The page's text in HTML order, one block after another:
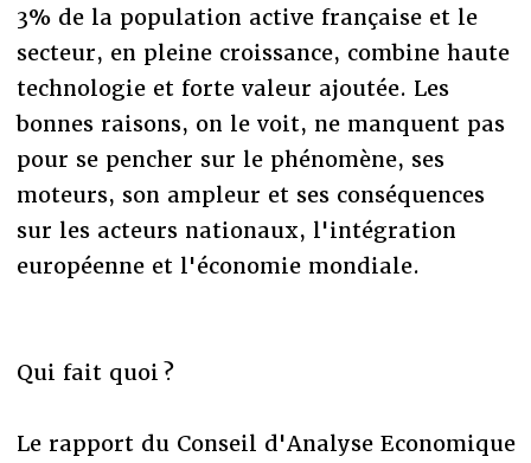
3% de la population active française et le
secteur, en pleine croissance, combine haute
technologie et forte valeur ajoutée. Les
bonnes raisons, on le voit, ne manquent pas
pour se pencher sur le phénomène, ses
moteurs, son ampleur et ses conséquences
sur les acteurs nationaux, l'intégration
européenne et l'économie mondiale.
Qui fait quoi ?
Le rapport du Conseil d'Analyse Economique